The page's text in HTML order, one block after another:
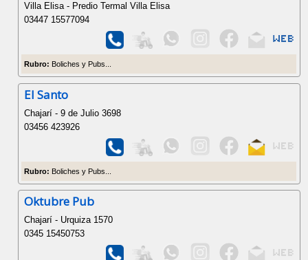
Villa Elisa - Predio Termal Villa Elisa
03447 15577094
Rubro: Boliches y Pubs...
El Santo
Chajarí - 9 de Julio 3698
03456 423926
Rubro: Boliches y Pubs...
Oktubre Pub
Chajarí - Urquiza 1570
0345 15450753